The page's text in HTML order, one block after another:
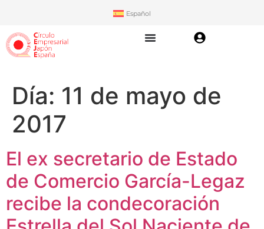
Español
Día: 11 de mayo de
2017
El ex secretario de Estado
de Comercio García-Legaz
recibe la condecoración